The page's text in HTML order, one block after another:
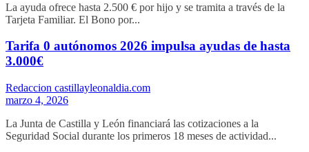
La ayuda ofrece hasta 2.500 € por hijo y se tramita a través de la
Tarjeta Familiar. El Bono por...
Tarifa 0 autónomos 2026 impulsa ayudas de hasta
3.000€
Redaccion castillayleonaldia.com
marzo 4, 2026
La Junta de Castilla y León financiará las cotizaciones a la
Seguridad Social durante los primeros 18 meses de actividad...